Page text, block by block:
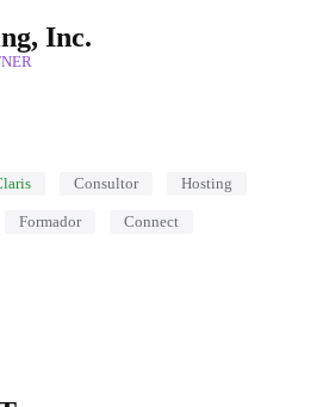
Inc.
Consultor Hosting
Formador Connect